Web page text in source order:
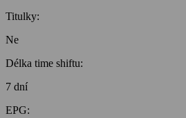
Titulky:
Ne
Délka time shiftu:
7 dní
EPG: